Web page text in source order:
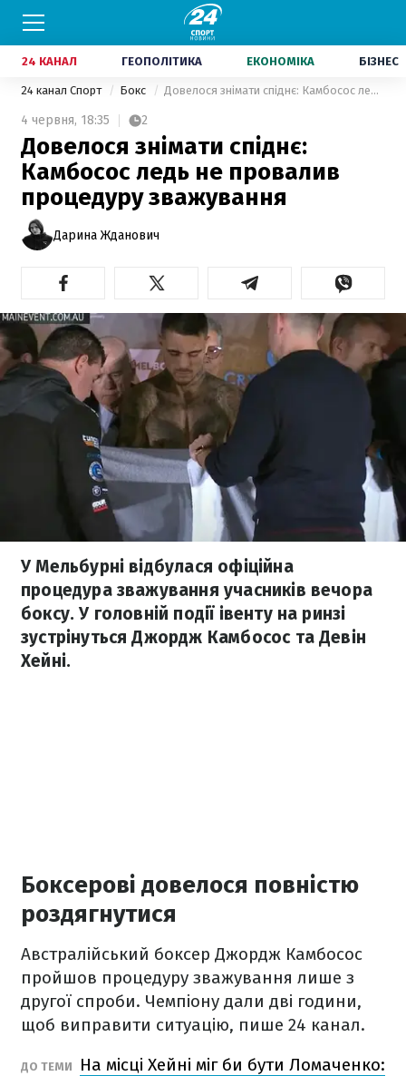
24 КАНАЛ ГЕОПОЛІТИКА ЕКОНОМІКА БІЗНЕС
24 канал Спорт Бокс Довелося знімати спіднє: Камбосос ледь не провалив процедуру зважування
4 червня, 18:35 2
Довелося знімати спіднє:
Камбосос ледь не провалив
процедуру зважування
Дарина Жданович
У Мельбурні відбулася офіційна
процедура зважування учасників вечора
боксу. У головній події івенту на ринзі
зустрінуться Джордж Камбосос та Девін
Хейні.
Боксерові довелося повністю
роздягнутися
Австралійський боксер Джордж Камбосос
пройшов процедуру зважування лише з
другої спроби. Чемпіону дали дві години,
щоб виправити ситуацію, пише 24 канал.
ДО ТЕМИ
На місці Хейні міг би бути Ломаченко: